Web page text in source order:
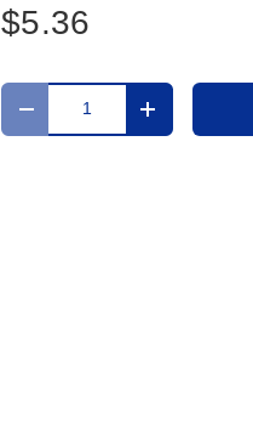
$5.36
Määrä
Translation missing:Translation